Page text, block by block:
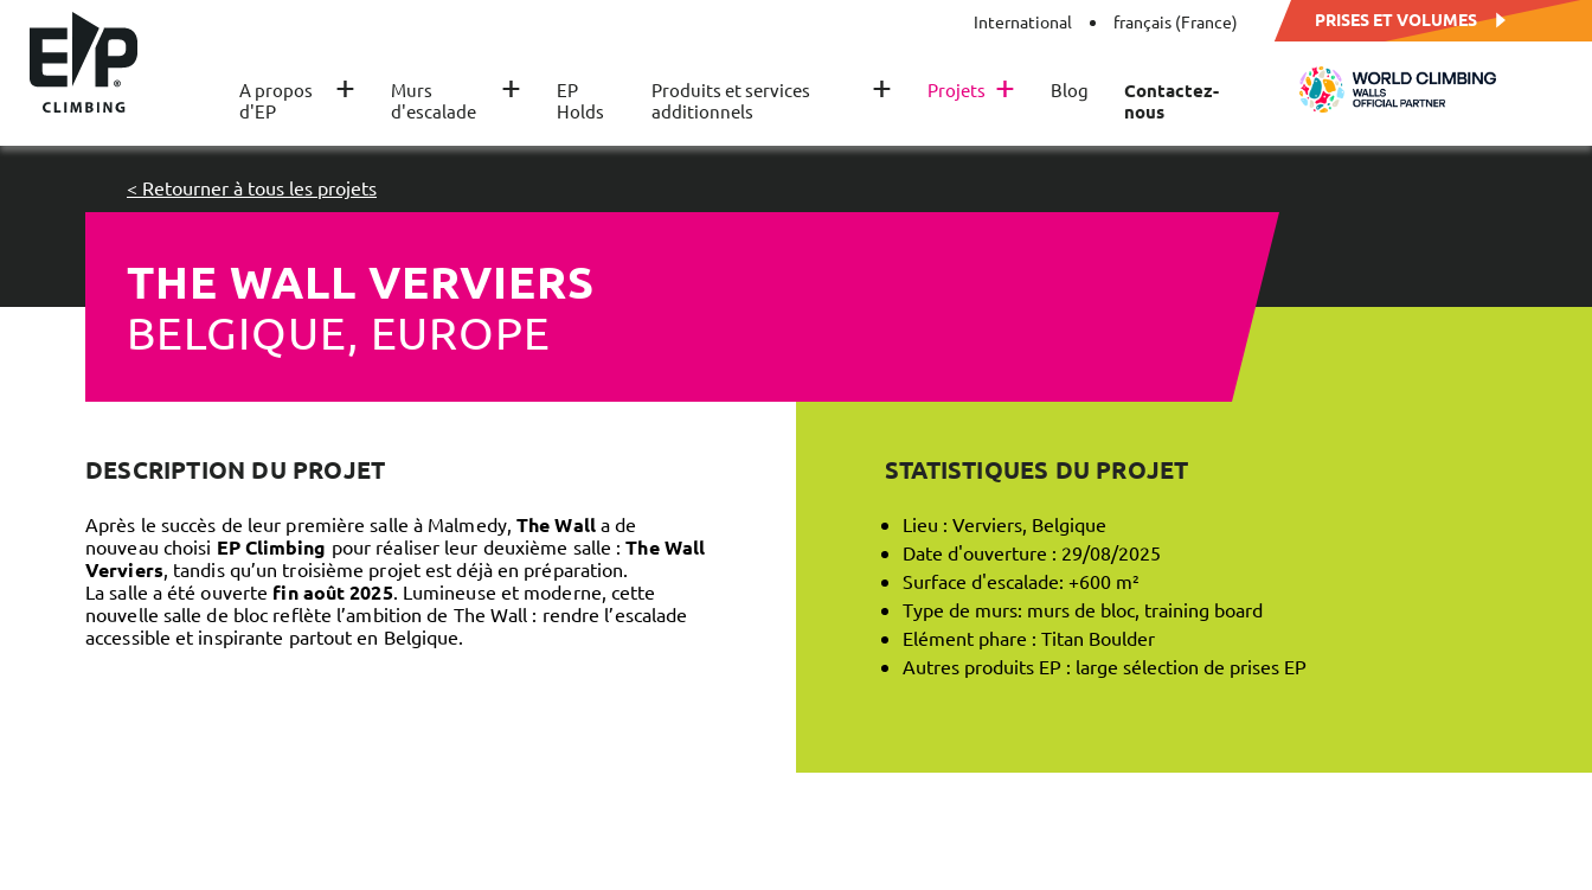
International français (France) PRISES ET VOLUMES
A propos
d'EP
+
Murs
d'escalade
+
EP
Holds
Produits et services
additionnels
+ Projets + Blog
Contactez-
nous
THE WALL VERVIERS
BELGIQUE, EUROPE
< Retourner à tous les projets
DESCRIPTION DU PROJET
Après le succès de leur première salle à Malmedy, The Walla de
nouveau choisi EP Climbing pour réaliser leur deuxième salle :The Wall
Verviers, tandis qu’un troisième projet est déjà en préparation.
La salle a été ouverte fin août 2025. Lumineuse et moderne, cette
nouvelle salle de bloc reflète l’ambition de The Wall : rendre l’escalade
accessible et inspirante partout en Belgique.
STATISTIQUES DU PROJET
Lieu : Verviers, Belgique
Date d'ouverture : 29/08/2025
Surface d'escalade: +600 m²
Type de murs: murs de bloc, training board
Elément phare : Titan Boulder
Autres produits EP : large sélection de prises EP